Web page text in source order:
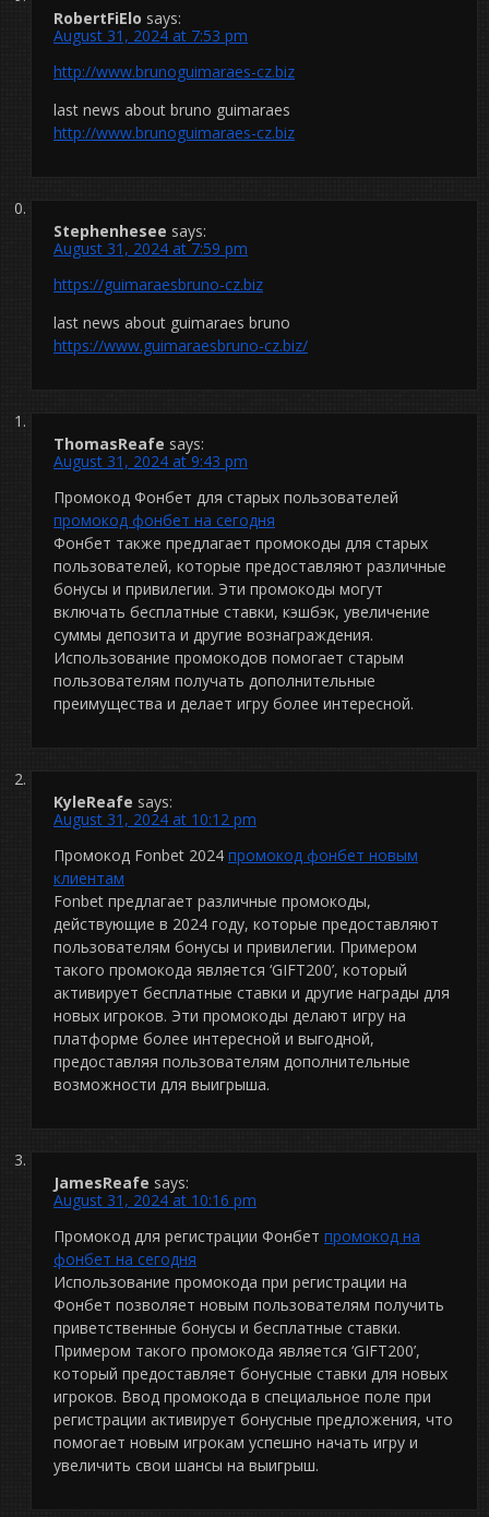
RobertFiElo says:
August 31, 2024 at 7:53 pm
http://www.brunoguimaraes-cz.biz
last news about bruno guimaraes
http://www.brunoguimaraes-cz.biz
Stephenhesee says:
August 31, 2024 at 7:59 pm
https://guimaraesbruno-cz.biz
last news about guimaraes bruno
https://www.guimaraesbruno-cz.biz/
ThomasReafe says:
August 31, 2024 at 9:43 pm
Промокод Фонбет для старых пользователей
промокод фонбет на сегодня
Фонбет также предлагает промокоды для старых
пользователей, которые предоставляют различные
бонусы и привилегии. Эти промокоды могут
включать бесплатные ставки, кэшбэк, увеличение
суммы депозита и другие вознаграждения.
Использование промокодов помогает старым
пользователям получать дополнительные
преимущества и делает игру более интересной.
KyleReafe says:
August 31, 2024 at 10:12 pm
Промокод Fonbet 2024 промокод фонбет новым
клиентам
Fonbet предлагает различные промокоды,
действующие в 2024 году, которые предоставляют
пользователям бонусы и привилегии. Примером
такого промокода является ‘GIFT200’, который
активирует бесплатные ставки и другие награды для
новых игроков. Эти промокоды делают игру на
платформе более интересной и выгодной,
предоставляя пользователям дополнительные
возможности для выигрыша.
JamesReafe says:
August 31, 2024 at 10:16 pm
Промокод для регистрации Фонбет промокод на
фонбет на сегодня
Использование промокода при регистрации на
Фонбет позволяет новым пользователям получить
приветственные бонусы и бесплатные ставки.
Примером такого промокода является ‘GIFT200’,
который предоставляет бонусные ставки для новых
игроков. Ввод промокода в специальное поле при
регистрации активирует бонусные предложения, что
помогает новым игрокам успешно начать игру и
увеличить свои шансы на выигрыш.